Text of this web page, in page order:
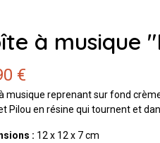
à musique
€
musique reprenant sur fond
Pilou en résine qui tournent et
: 12 x 12 x 7 cm